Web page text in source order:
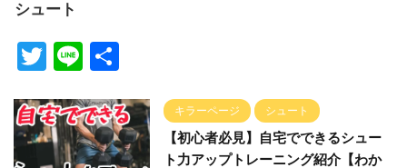
シュート
T
tt
er
Li
e
キラーページ シュート
【初心者必見】自宅でできるシュー
ト力アップトレーニング紹介【わか